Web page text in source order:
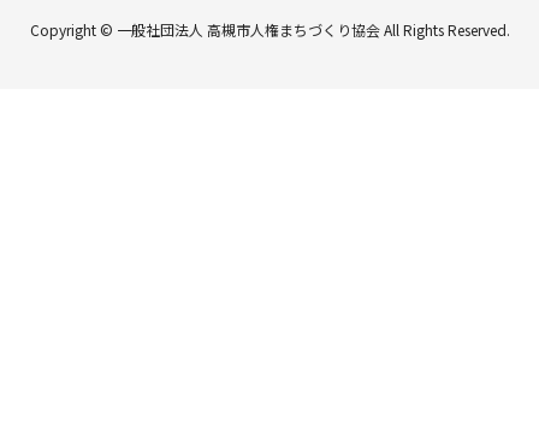
Copyright © 一般社団法人 高槻市人権まちづくり協会 All Rights Reserved.